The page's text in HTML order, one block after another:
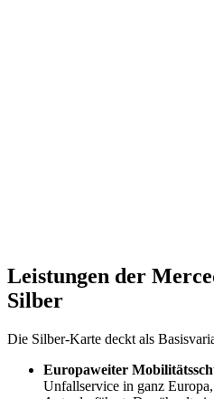
Leistungen der
Silber
Die Silber-Karte deckt als
Europaweiter
Unfallservice in ganz